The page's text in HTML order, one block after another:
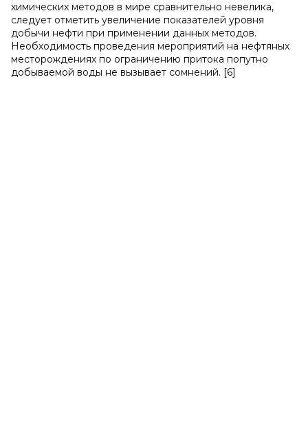
химических методов в мире сравнительно невелика,
следует отметить увеличение показателей уровня
добычи нефти при применении данных методов.
Необходимость проведения мероприятий на нефтяных
месторождениях по ограничению притока попутно
добываемой воды не вызывает сомнений. [6]